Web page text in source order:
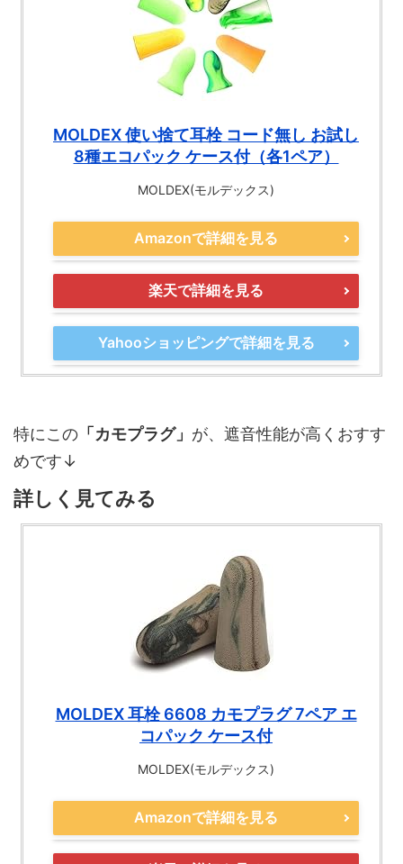
MOLDEX 使い捨て耳栓 コード無し お試し
8種エコパック ケース付（各1ペア）
MOLDEX(モルデックス)
Amazonで詳細を見る
楽天で詳細を見る
Yahooショッピングで詳細を見る
特にこの 「カモプラグ」 が、遮音性能が高くおすす
めです↓
詳しく見てみる
MOLDEX 耳栓 6608 カモプラグ 7ペア エ
コパック ケース付
MOLDEX(モルデックス)
Amazonで詳細を見る